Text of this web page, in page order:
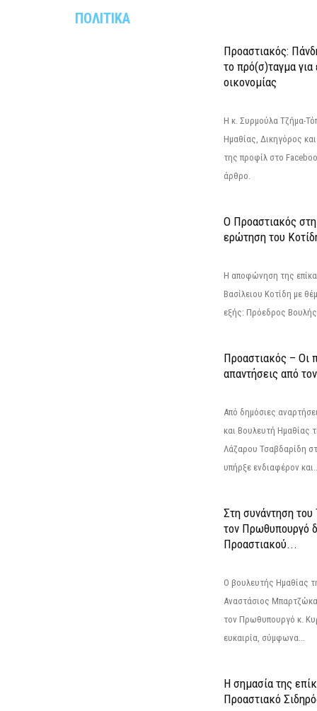
ΠΟΛΙΤΙΚΑ
Προαστιακός:
το πρό(σ)ταγμα για
οικονομίας
Η κ. Συρμούλα Τζήμα-
Ημαθίας, Δικηγόρος
της προφίλ στο
άρθρο.
Ο Προαστιακός
ερώτηση του
Η αποφώνηση της
Βασίλειου Κοτίδη με
εξής: Πρόεδρος
Προαστιακός – Οι
απαντήσεις από
Από δημόσιες
και Βουλευτή Ημαθίας
Λάζαρου Τσαβδαρίδη
υπήρξε ενδιαφέρον
Στη συνάντηση
τον Πρωθυπουργό
Προαστιακού...
Ο βουλευτής Ημαθίας
Αναστάσιος
τον Πρωθυπουργό κ.
ευκαιρία, σύμφωνα...
Η σημασία της
Προαστιακό